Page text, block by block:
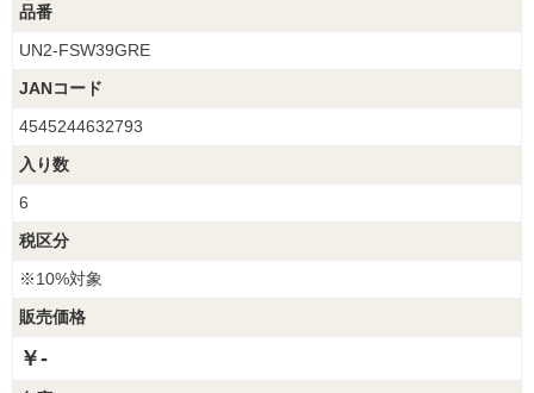
品番
UN2-FSW39GRE
JANコード
4545244632793
入り数
6
税区分
※10%対象
販売価格
￥-